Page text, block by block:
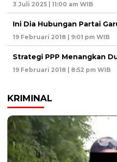
3 Juli 2025 | 11:00 am WIB
Ini Dia Hubungan Partai
19 Februari 2018 | 9:01 pm WIB
Strategi PPP Menangkan
19 Februari 2018 | 8:52 pm WIB
KRIMINAL